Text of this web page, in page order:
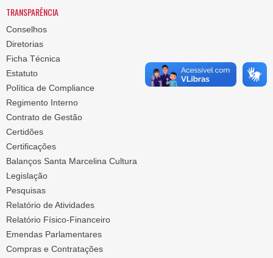
TRANSPARÊNCIA
Conselhos
Diretorias
Ficha Técnica
Estatuto
Política de Compliance
Regimento Interno
Contrato de Gestão
Certidões
Certificações
Balanços Santa Marcelina Cultura
Legislação
Pesquisas
Relatório de Atividades
Relatório Físico-Financeiro
Emendas Parlamentares
Compras e Contratações